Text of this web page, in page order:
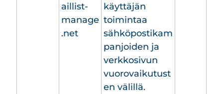
aillist-
manage
.net
käyttäjän
toimintaa
sähköpostikam
panjoiden ja
verkkosivun
vuorovaikutust
en välillä.